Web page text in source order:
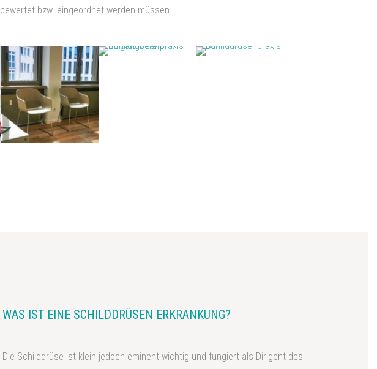
bewertet bzw. eingeordnet werden müssen.
WAS IST EINE SCHILDDRÜSEN ERKRANKUNG?
Die Schilddrüse ist klein jedoch eminent wichtig und fungiert als Dirigent des